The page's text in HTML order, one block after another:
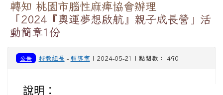
轉知 桃園市腦性麻痺協會辦理
「2024『奧運夢想啟航』親子成長營」活
動簡章1份
公告 特教組長 - 輔導室 | 2024-05-21 | 點閱數： 490
說明：